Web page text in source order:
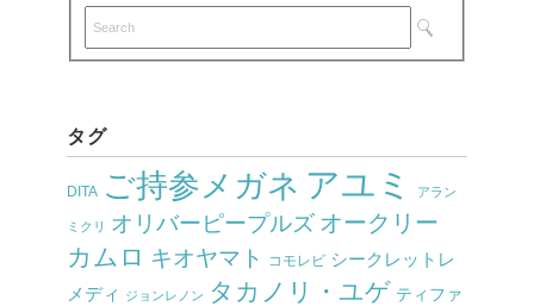
タグ
DITA ご持参メガネ アユミ アラン
ミクリ オリバーピープルズ オークリー
カムロ キオヤマト コモレビ シークレットレ
メディ
ジョンレノン タカノリ・ユゲ ティファ